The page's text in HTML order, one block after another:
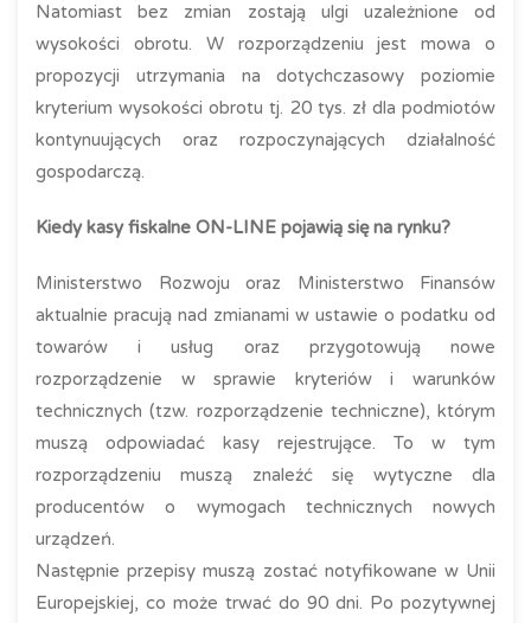
Natomiast bez zmian zostają ulgi uzależnione od
wysokości obrotu. W rozporządzeniu jest mowa o
propozycji utrzymania na dotychczasowy poziomie
kryterium wysokości obrotu tj. 20 tys. zł dla podmiotów
kontynuujących oraz rozpoczynających działalność
gospodarczą.
Kiedy kasy fiskalne ON-LINE pojawią się na rynku?
Ministerstwo Rozwoju oraz Ministerstwo Finansów
aktualnie pracują nad zmianami w ustawie o podatku od
towarów i usług oraz przygotowują nowe
rozporządzenie w sprawie kryteriów i warunków
technicznych (tzw. rozporządzenie techniczne), którym
muszą odpowiadać kasy rejestrujące. To w tym
rozporządzeniu muszą znaleźć się wytyczne dla
producentów o wymogach technicznych nowych
urządzeń.
Następnie przepisy muszą zostać notyfikowane w Unii
Europejskiej, co może trwać do 90 dni. Po pozytywnej